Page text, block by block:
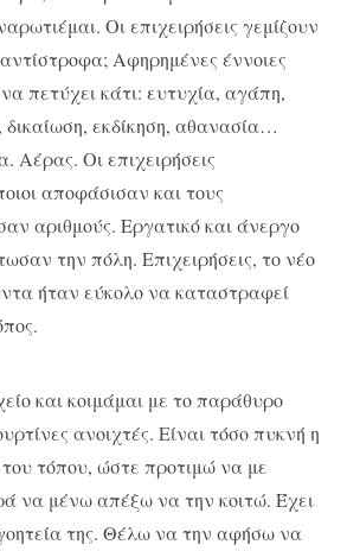
Οι επιχειρήσεις γεμίζουν
Αφηρημένες έννοιες
πετύχει κάτι: ευτυχία, αγάπη,
εκδίκηση, αθανασία…
Αέρας. Οι επιχειρήσεις
αποφάσισαν και τους
αριθμούς. Εργατικό και άνεργο
την πόλη. Επιχειρήσεις, το νέο
ήταν εύκολο να καταστραφεί
και κοιμάμαι με το παράθυρο
ανοιχτές. Είναι τόσο πυκνή η
τόπου, ώστε προτιμώ να με
να μένω απέξω να την κοιτώ. Έχει
της. Θέλω να την αφήσω να